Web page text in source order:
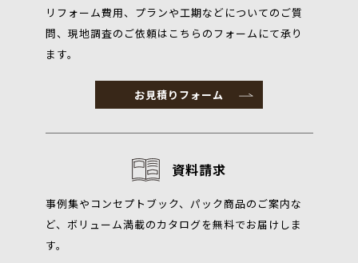
リフォーム費用、プランや工期などについてのご質
問、現地調査のご依頼はこちらのフォームにて承り
ます。
お見積りフォーム
資料請求
事例集やコンセプトブック、パック商品のご案内な
ど、ボリューム満載のカタログを無料でお届けしま
す。